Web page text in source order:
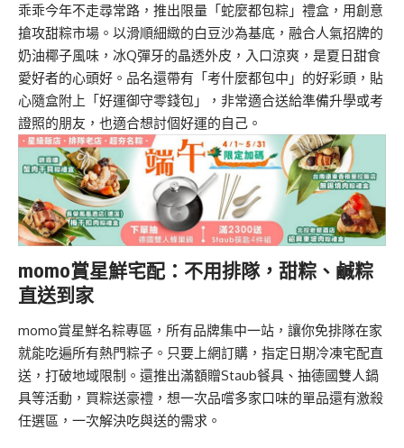
乖乖今年不走尋常路，推出限量「蛇麼都包粽」禮盒，用創意
搶攻甜粽市場。以滑順細緻的白豆沙為基底，融合人氣招牌的
奶油椰子風味，冰Q彈牙的晶透外皮，入口涼爽，是夏日甜食
愛好者的心頭好。品名還帶有「考什麼都包中」的好彩頭，貼
心隨盒附上「好運御守零錢包」，非常適合送給準備升學或考
證照的朋友，也適合想討個好運的自己。
momo賞星鮮宅配：不用排隊，甜粽、鹹粽
直送到家
momo賞星鮮名粽專區 ，所有品牌集中一站，讓你免排隊在家
就能吃遍所有熱門粽子。只要上網訂購，指定日期冷凍宅配直
送，打破地域限制。還推出滿額贈Staub餐具、抽德國雙人鍋
具等活動，買粽送豪禮，想一次品嚐多家口味的單品還有激殺
任選區 ，一次解決吃與送的需求。